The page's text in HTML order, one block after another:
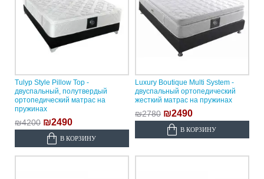
Tulyp Style Pillow Top -
двуспальный, полутвердый
ортопедический матрас на
пружинах
₪4200 ₪2490
В КОРЗИНУ
Luxury Boutique Multi System -
двуспальный ортопедический
жесткий матрас на пружинах
₪2780 ₪2490
В КОРЗИНУ